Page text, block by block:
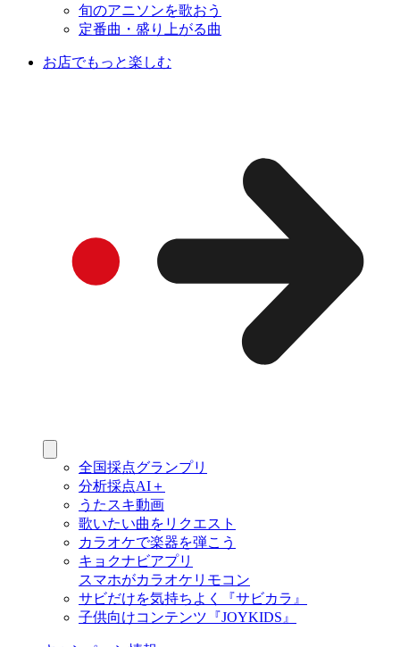
旬のアニソンを歌おう
定番曲・盛り上がる曲
お店でもっと楽しむ
全国採点グランプリ
分析採点AI＋
うたスキ動画
歌いたい曲をリクエスト
カラオケで楽器を弾こう
キョクナビアプリ
スマホがカラオケリモコン
サビだけを気持ちよく『サビカラ』
子供向けコンテンツ『JOYKIDS』